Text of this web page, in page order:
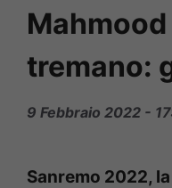
tremano:
9 Febbraio 2022 -
Sanremo 2022,